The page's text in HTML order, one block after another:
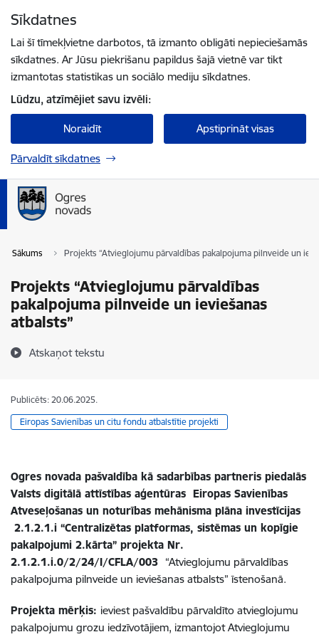
Sīkdatnes
Lai šī tīmekļvietne darbotos, tā izmanto obligāti nepieciešamās
sīkdatnes. Ar Jūsu piekrišanu papildus šajā vietnē var tikt
izmantotas statistikas un sociālo mediju sīkdatnes.
Lūdzu, atzīmējiet savu izvēli:
Noraidīt Apstiprināt visas
Pārvaldīt sīkdatnes
Sākums Projekts “Atvieglojumu pārvaldības pakalpojuma pilnveide un
Projekts “Atvieglojumu pārvaldības
pakalpojuma pilnveide un ieviešanas
atbalsts”
Atskaņot tekstu
Publicēts: 20.06.2025.
Eiropas Savienības un citu fondu atbalstītie projekti
Ogres novada pašvaldība kā sadarbības partneris piedalās
Valsts digitālā attīstības aģentūras Eiropas Savienības
Atveseļošanas un noturības mehānisma plāna investīcijas
2.1.2.1.i “Centralizētas platformas, sistēmas un kopīgie
pakalpojumi 2.kārta” projekta Nr.
2.1.2.1.i.0/2/24/I/CFLA/003 “Atvieglojumu pārvaldības
pakalpojuma pilnveide un ieviešanas atbalsts” īstenošanā.
Projekta mērķis: ieviest pašvaldību pārvaldīto atvieglojumu
pakalpojumu grozu iedzīvotājiem, izmantojotAtvieglojumu